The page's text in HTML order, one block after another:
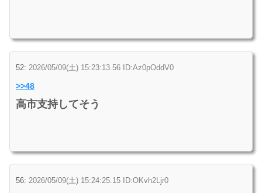
52: 2026/05/09(土) 15:23:13.56 ID:Az0pOddV0
>>48
高市支持してそう
56: 2026/05/09(土) 15:24:25.15 ID:OKvh2Ljr0